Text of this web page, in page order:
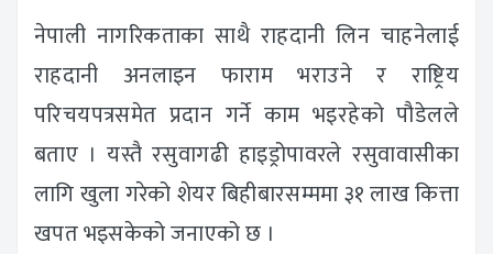
नेपाली नागरिकताका साथै राहदानी लिन चाहनेलाई
राहदानी अनलाइन फाराम भराउने र राष्ट्रिय
परिचयपत्रसमेत प्रदान गर्ने काम भइरहेको पौडेलले
बताए । यस्तै रसुवागढी हाइड्रोपावरले रसुवावासीका
लागि खुला गरेको शेयर बिहीबारसम्ममा ३१ लाख कित्ता
खपत भइसकेको जनाएको छ ।